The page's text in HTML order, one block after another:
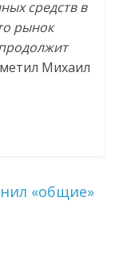
средств в
рынок
Михаил
«общие»